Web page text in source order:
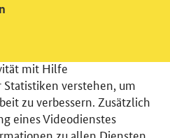
mit Hilfe
verstehen, um
zu verbessern. Zusätzlich
eines Videodienstes